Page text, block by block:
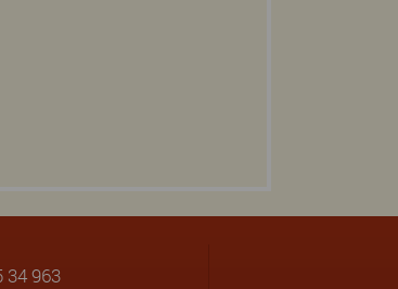
34 963